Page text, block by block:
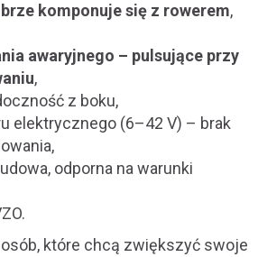
komponuje się z rowerem,
awaryjnego – pulsujące przy
,
z boku,
elektrycznego (6–42 V) – brak
odporna na warunki
osób, które chcą zwiększyć swoje